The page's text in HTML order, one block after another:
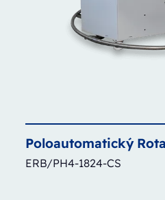
Poloautomatický
ERB/PH4-1824-CS